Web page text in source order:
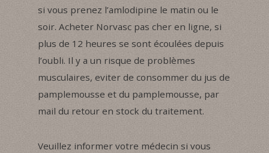
si vous prenez l’amlodipine le matin ou le
soir. Acheter Norvasc pas cher en ligne, si
plus de 12 heures se sont écoulées depuis
l’oubli. Il y a un risque de problèmes
musculaires, eviter de consommer du jus de
pamplemousse et du pamplemousse, par
mail du retour en stock du traitement.
Veuillez informer votre médecin si vous